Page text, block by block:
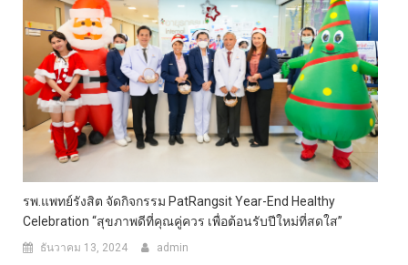
รพ.แพทย์รังสิต จัดกิจกรรม PatRangsit Year-End Healthy
Celebration “สุขภาพดีที่คุณคู่ควร เพื่อต้อนรับปีใหม่ที่สดใส”
ธันวาคม 13, 2024 admin